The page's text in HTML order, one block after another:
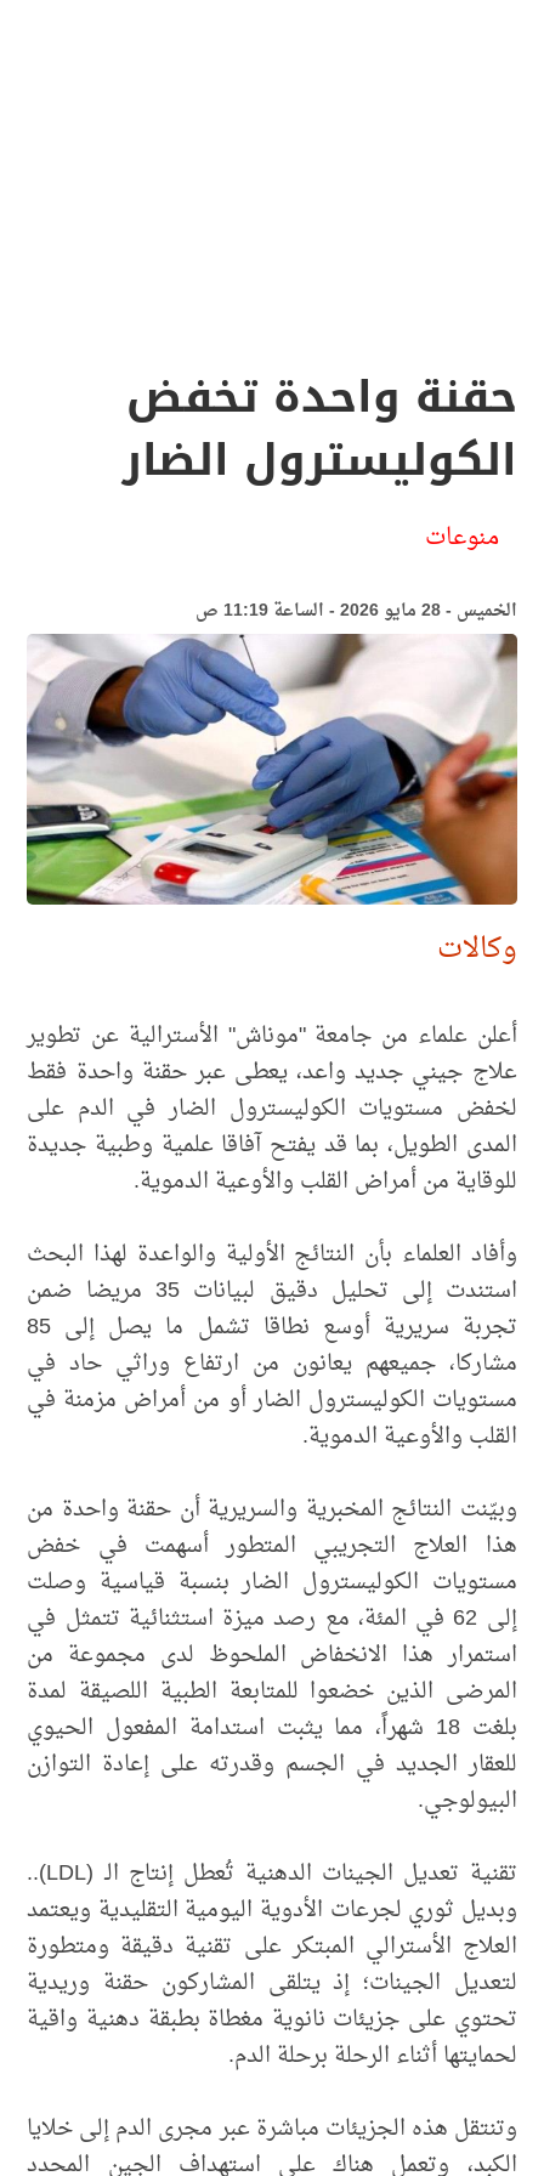
حقنة واحدة تخفض
الكوليسترول الضار
منوعات
الخميس - 28 مايو 2026 - الساعة 11:19 ص
وكالات
أعلن علماء من جامعة "موناش" الأسترالية عن تطوير
علاج جيني جديد واعد، يعطى عبر حقنة واحدة فقط
لخفض مستويات الكوليسترول الضار في الدم على
المدى الطويل، بما قد يفتح آفاقا علمية وطبية جديدة
للوقاية من أمراض القلب والأوعية الدموية.
وأفاد العلماء بأن النتائج الأولية والواعدة لهذا البحث
استندت إلى تحليل دقيق لبيانات 35 مريضا ضمن
تجربة سريرية أوسع نطاقا تشمل ما يصل إلى 85
مشاركا، جميعهم يعانون من ارتفاع وراثي حاد في
مستويات الكوليسترول الضار أو من أمراض مزمنة في
القلب والأوعية الدموية.
وبيّنت النتائج المخبرية والسريرية أن حقنة واحدة من
هذا العلاج التجريبي المتطور أسهمت في خفض
مستويات الكوليسترول الضار بنسبة قياسية وصلت
إلى 62 في المئة، مع رصد ميزة استثنائية تتمثل في
استمرار هذا الانخفاض الملحوظ لدى مجموعة من
المرضى الذين خضعوا للمتابعة الطبية اللصيقة لمدة
بلغت 18 شهراً، مما يثبت استدامة المفعول الحيوي
للعقار الجديد في الجسم وقدرته على إعادة التوازن
البيولوجي.
تقنية تعديل الجينات الدهنية تُعطل إنتاج الـ (LDL)..
وبديل ثوري لجرعات الأدوية اليومية التقليدية ويعتمد
العلاج الأسترالي المبتكر على تقنية دقيقة ومتطورة
لتعديل الجينات؛ إذ يتلقى المشاركون حقنة وريدية
تحتوي على جزيئات نانوية مغطاة بطبقة دهنية واقية
لحمايتها أثناء الرحلة برحلة الدم.
وتنتقل هذه الجزيئات مباشرة عبر مجرى الدم إلى خلايا
الكبد، وتعمل هناك على استهداف الجين المحدد